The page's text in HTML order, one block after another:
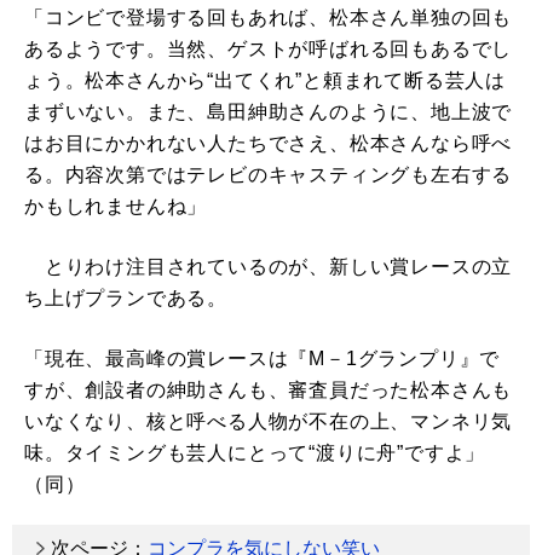
「コンビで登場する回もあれば、松本さん単独の回も
あるようです。当然、ゲストが呼ばれる回もあるでし
ょう。松本さんから“出てくれ”と頼まれて断る芸人は
まずいない。また、島田紳助さんのように、地上波で
はお目にかかれない人たちでさえ、松本さんなら呼べ
る。内容次第ではテレビのキャスティングも左右する
かもしれませんね」
とりわけ注目されているのが、新しい賞レースの立
ち上げプランである。
「現在、最高峰の賞レースは『M－1グランプリ』で
すが、創設者の紳助さんも、審査員だった松本さんも
いなくなり、核と呼べる人物が不在の上、マンネリ気
味。タイミングも芸人にとって“渡りに舟”ですよ」
（同）
次ページ： コンプラを気にしない笑い